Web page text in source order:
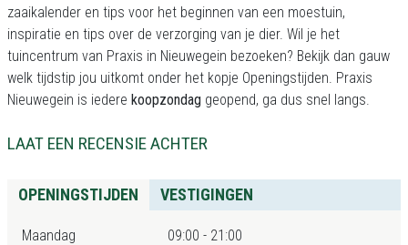
zaaikalender en tips voor het beginnen van een moestuin,
inspiratie en tips over de verzorging van je dier. Wil je het
tuincentrum van Praxis in Nieuwegein bezoeken? Bekijk dan gauw
welk tijdstip jou uitkomt onder het kopje Openingstijden. Praxis
Nieuwegein is iedere koopzondag geopend, ga dus snel langs.
LAAT EEN RECENSIE ACHTER
OPENINGSTIJDEN VESTIGINGEN
Maandag
09:00 - 21:00